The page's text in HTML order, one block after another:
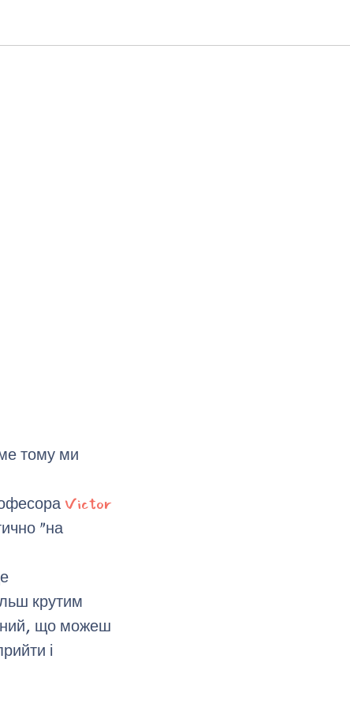
тому ми
Victor
"на
крутим
що можеш
і